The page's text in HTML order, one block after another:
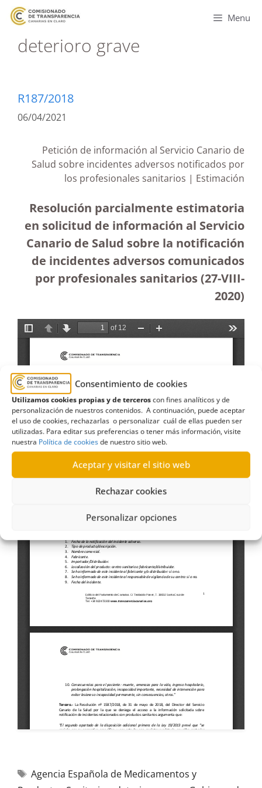
Consentimiento de cookies
Utilizamos cookies propias y de terceroscon fines analíticos y de
personalización de nuestros contenidos. A continuación, puede aceptar
el uso de cookies, rechazarlas o personalizar cuál de ellas pueden ser
utilizadas. Para editar sus preferencias o tener más información, visite
nuestra Política de cookiesde nuestro sitio web.
Aceptar y visitar el sitio web
Rechazar cookies
Personalizar opciones
Menu
deterioro grave
R187/2018
06/04/2021
Petición de información al Servicio Canario de
Salud sobre incidentes adversos notificados por
los profesionales sanitarios | Estimación
Resolución parcialmente estimatoria
en solicitud de información al Servicio
Canario de Salud sobre la notificación
de incidentes adversos comunicados
por profesionales sanitarios (27-VIII-
2020)
Agencia Española de Medicamentos y